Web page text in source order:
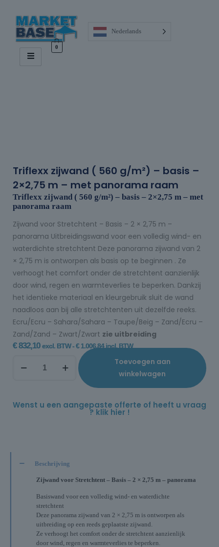
0
Nederlands
Triflexx zijwand ( 560 g/m²) – basis –
2×2,75 m – met panorama raam
Triflexx zijwand ( 560 g/m²) – basis – 2×2,75 m – met
panorama raam
Zijwand voor Stretchtent – Basis – 2 × 2,75 m –
panorama Uitbreidingswand voor een volledig wind- en
waterdichte stretchtent Deze panorama zijwand van 2
× 2,75 m is ontworpen als basis op te beginnen . Ze
verhoogt het comfort onder de stretchtent aanzienlijk
door wind, regen en warmteverlies te beperken. Dankzij
het identieke materiaal en kleurgebruik sluit de wand
naadloos aan bij alle stretchtenten uit dezelfde reeks.
Ecru/Ecru – Sahara/Sahara – Taupe/Beig – Zand/Ecru –
Zand/Zand – Zwart/Zwart zie uitbreiding
€832,10 excl. BTW -€1.006,84incl. BTW
Toevoegen aan
winkelwagen
Wenst u een aangepaste offerte of heeft u vraag
? klik hier !
Beschrijving
Zijwand voor Stretchtent – Basis – 2 × 2,75 m – panorama
Basiswand voor een volledig wind- en waterdichte
stretchtent
Deze panorama zijwand van 2 × 2,75 m is ontworpen als
uitbreiding op een reeds geplaatste zijwand.
Ze verhoogt het comfort onder de stretchtent aanzienlijk
door wind, regen en warmteverlies te beperken.